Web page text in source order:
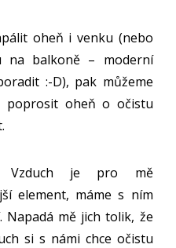
oheň i venku (nebo
na balkoně – moderní
:-D), pak můžeme
poprosit oheň o očistu
je pro mě
element, máme s ním
mě jich tolik, že
si s námi chce očistu